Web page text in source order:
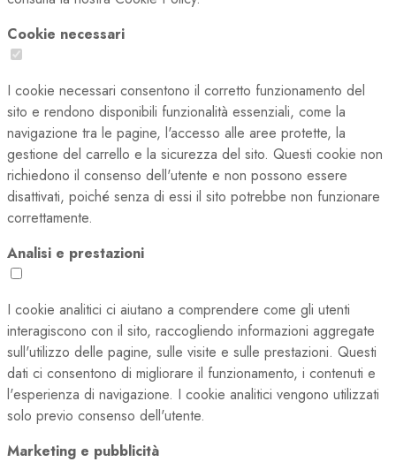
Cookie necessari
I cookie necessari consentono il corretto funzionamento del
sito e rendono disponibili funzionalità essenziali, come la
navigazione tra le pagine, l'accesso alle aree protette, la
gestione del carrello e la sicurezza del sito. Questi cookie non
richiedono il consenso dell'utente e non possono essere
disattivati, poiché senza di essi il sito potrebbe non funzionare
correttamente.
Analisi e prestazioni
I cookie analitici ci aiutano a comprendere come gli utenti
interagiscono con il sito, raccogliendo informazioni aggregate
sull'utilizzo delle pagine, sulle visite e sulle prestazioni. Questi
dati ci consentono di migliorare il funzionamento, i contenuti e
l'esperienza di navigazione. I cookie analitici vengono utilizzati
solo previo consenso dell'utente.
Marketing e pubblicità